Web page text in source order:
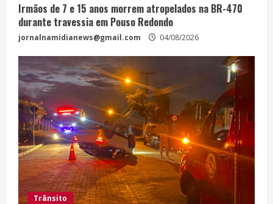
Irmãos de 7 e 15 anos morrem atropelados na BR-470
durante travessia em Pouso Redondo
jornalnamidianews@gmail.com 04/08/2026
Trânsito